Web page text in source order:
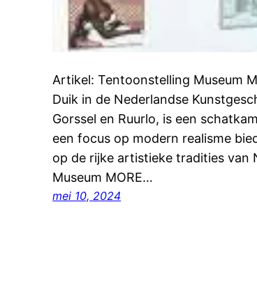
Artikel: Tentoonstelling Museum
Duik in de Nederlandse
Gorssel en Ruurlo, is een
een focus op modern realisme
op de rijke artistieke tradities van
Museum MORE…
mei 10, 2024